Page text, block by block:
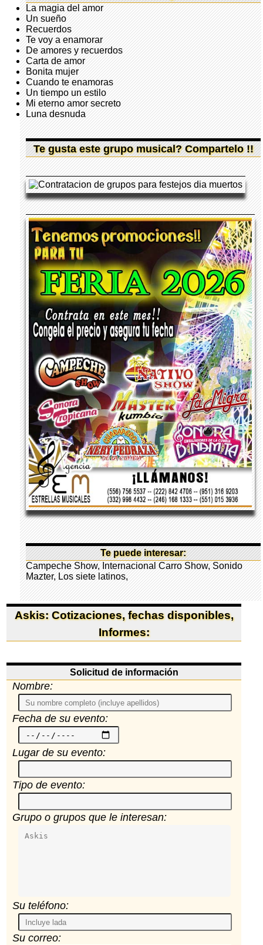
La magia del amor
Un sueño
Recuerdos
Te voy a enamorar
De amores y recuerdos
Carta de amor
Bonita mujer
Cuando te enamoras
Un tiempo un estilo
Mi eterno amor secreto
Luna desnuda
Te gusta este grupo musical? Compartelo !!
Te puede interesar:
Campeche Show, Internacional Carro Show, Sonido
Mazter, Los siete latinos,
Askis: Cotizaciones, fechas disponibles,
Informes:
Solicitud de información
Nombre:
Fecha de su evento:
Lugar de su evento:
Tipo de evento:
Grupo o grupos que le interesan:
Su teléfono:
Su correo: